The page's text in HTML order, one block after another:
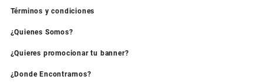
Términos y condiciones
¿Quienes Somos?
¿Quieres promocionar tu banner?
¿Donde Encontrarnos?